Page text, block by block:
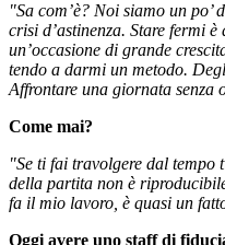
"Sa com’è? Noi siamo un po’
crisi d’astinenza. Stare fermi
un’occasione di grande
tendo a darmi un metodo.
Affrontare una giornata senza
Come mai?
"Se ti fai travolgere dal tempo
della partita non è
fa il mio lavoro, è quasi un
Oggi avere uno staffdi